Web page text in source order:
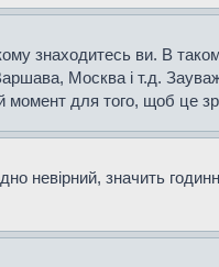
знаходитесь ви. В
Москва і т.д.
момент для того, щоб це
невірний, значить